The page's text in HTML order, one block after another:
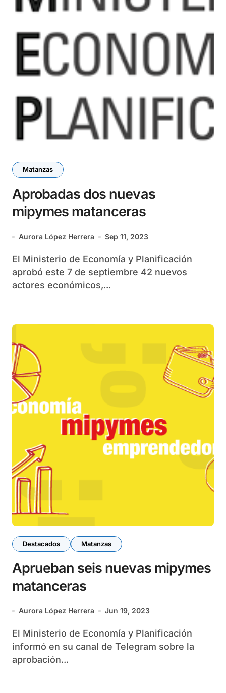
Matanzas
Aprobadas dos nuevas
mipymes matanceras
Aurora López Herrera Sep 11, 2023
El Ministerio de Economía y Planificación
aprobó este 7 de septiembre 42 nuevos
actores económicos,...
Destacados Matanzas
Aprueban seis nuevas mipymes
matanceras
Aurora López Herrera Jun 19, 2023
El Ministerio de Economía y Planificación
informó en su canal de Telegram sobre la
aprobación...